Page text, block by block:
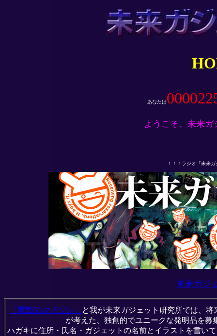
あなたは
ようこそ、未来ガ
！！！ラジオ『未来
未来ガジ
「電撃G'sマガジン」
と我が未来ガジェット研究所では、
が考えた、独創的でユニークな発明品を募
ハガキに住所・氏名・ガジェットの名前とイラストを書い